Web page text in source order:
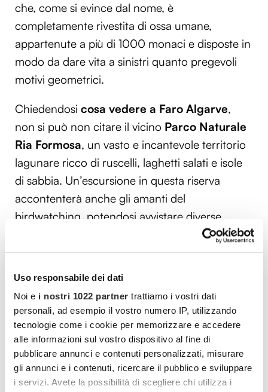
Uso responsabile dei dati
Noi e i nostri 1022 partner trattiamo i vostri dati
personali, ad esempio il vostro numero IP, utilizzando
tecnologie come i cookie per memorizzare e accedere
alle informazioni sul vostro dispositivo al fine di
pubblicare annunci e contenuti personalizzati, misurare
gli annunci e i contenuti, ricercare il pubblico e sviluppare
i servizi. Avete la possibilità di scegliere chi utilizza i
che, come si evince dal nome, è
completamente rivestita di ossa umane,
appartenute a più di 1000 monaci e disposte in
modo da dare vita a sinistri quanto pregevoli
motivi geometrici.
Chiedendosi cosa vedere a Faro Algarve,
non si può non citare il vicino Parco Naturale
Ria Formosa, un vasto e incantevole territorio
lagunare ricco di ruscelli, laghetti salati e isole
di sabbia. Un’escursione in questa riserva
accontenterà anche gli amanti del
birdwatching, potendosi avvistare diverse
promontorio diPonta de Piedade
ha la vista più bella sulla costa dell’Algarve, tra
falesie, pilastri rocciosi e archi naturali.
Non lontano da Faro si trovano Tavira, borgo
attraversato dal Rio Gilão dominato dalla mole
del Castello Moresco e il villaggio medioevale di